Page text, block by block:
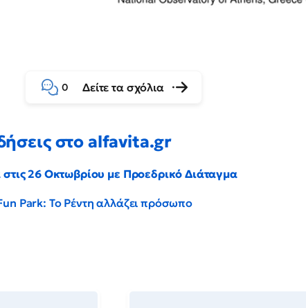
0 Δείτε τα σχόλια
στο alfavita.gr
26 Οκτωβρίου με Προεδρικό Διάταγμα
Park: Το Ρέντη αλλάζει πρόσωπο